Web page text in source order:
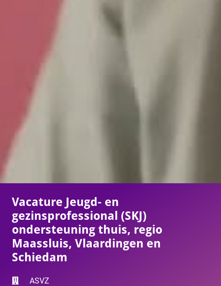
Vacature Jeugd- en
gezinsprofessional (SKJ)
ondersteuning thuis, regio
Maassluis, Vlaardingen en
Schiedam
ASVZ